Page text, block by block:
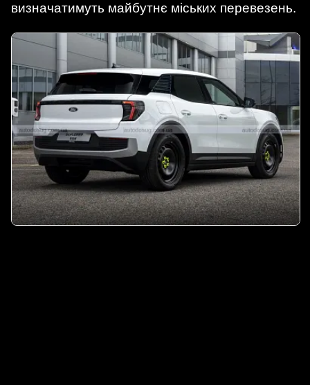
визначатимуть майбутнє міських перевезень.